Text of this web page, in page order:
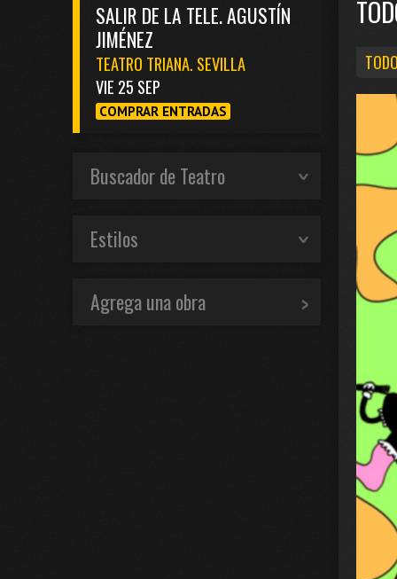
SALIR DE LA TELE. AGUSTÍN
JIMÉNEZ
TEATRO TRIANA. SEVILLA
VIE 25 SEP
COMPRAR ENTRADAS
Buscador de Teatro
Estilos
Agrega una obra